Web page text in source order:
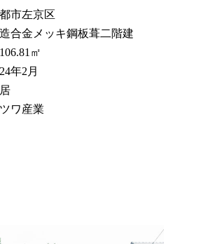
市左京区
合金メッキ鋼板葺二階建
㎡
年2月
ワ産業